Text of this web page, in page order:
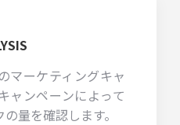
マーケティングキャ
ャンペーンによって
量を確認します。